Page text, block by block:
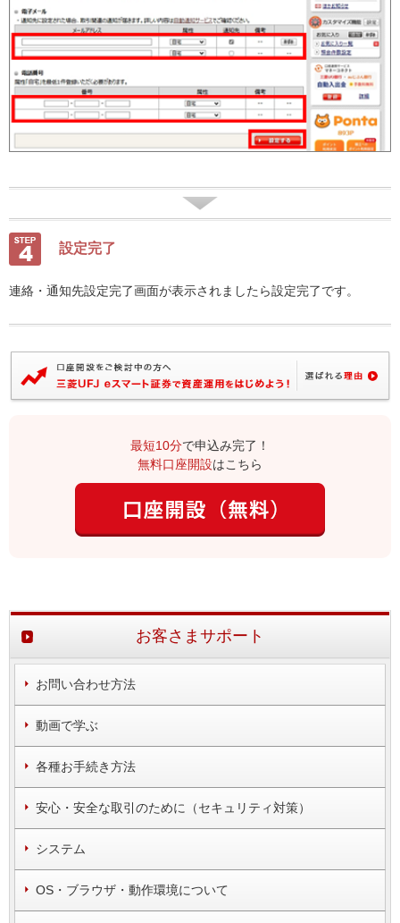
設定完了
連絡・通知先設定完了画面が表示されましたら設定完了です。
最短10分で申込み完了！
無料口座開設はこちら
お客さまサポート
お問い合わせ方法
動画で学ぶ
各種お手続き方法
安心・安全な取引のために（セキュリティ対策）
システム
OS・ブラウザ・動作環境について